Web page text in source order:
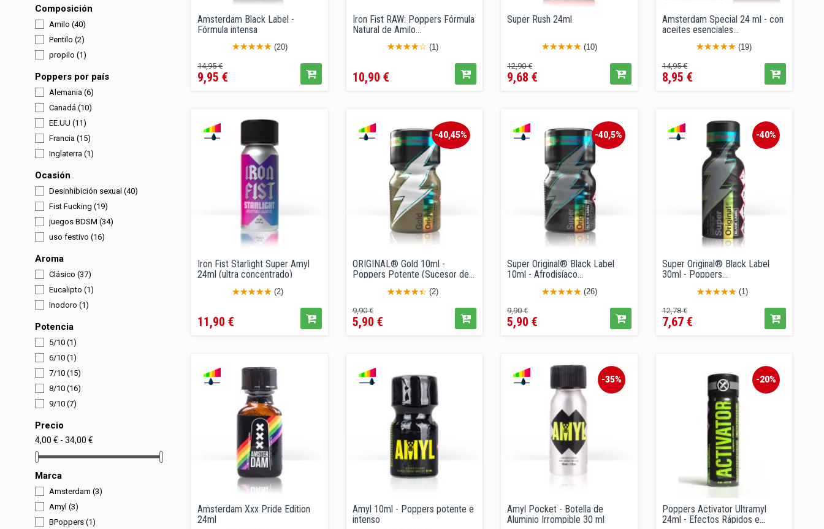
Composición
Amilo (40)
Pentilo (2)
propilo (1)
Poppers por país
Alemania (6)
Canadá (10)
EE.UU (11)
Francia (15)
Inglaterra (1)
Ocasión
Desinhibición sexual (40)
Fist Fucking (19)
juegos BDSM (34)
uso festivo (16)
Aroma
Clásico (37)
Eucalipto (1)
Inodoro (1)
Potencia
5/10 (1)
6/10 (1)
7/10 (15)
8/10 (16)
9/10 (7)
Precio
4,00 € - 34,00 €
Marca
Amsterdam (3)
Amyl (3)
BPoppers (1)
Amsterdam Black Label -
Fórmula intensa
(20)
Precio
regular
14,95 €Precio
9,95 €
Iron Fist RAW: Poppers Fórmula
Natural de Amilo...
(1)
10,90 €
Super Rush 24ml
(10)
Precio
regular
12,90 €Precio
9,68 €
Amsterdam Special 24 ml - con
aceites esenciales...
(19)
Precio
regular
14,95 €Precio
8,95 €
Iron Fist Starlight Super Amyl
24ml (ultra concentrado)
(2)
11,90 €
-40,45%
ORIGINAL® Gold 10ml -
Poppers Potente (Sucesor de...
(2)
Precio
regular
9,90 €Precio
5,90 €
-40,5%
Super Original® Black Label
10ml - Afrodisíaco...
(26)
Precio
regular
9,90 €Precio
5,90 €
-40%
Super Original® Black Label
30ml - Poppers...
(1)
Precio
regular
12,78 €Precio
7,67 €
Amsterdam Xxx Pride Edition
24ml
Amyl 10ml - Poppers potente e
intenso
-35%
Amyl Pocket - Botella de
Aluminio Irrompible 30 ml
-20%
Poppers Activator Ultramyl
24ml - Efectos Rápidos e...